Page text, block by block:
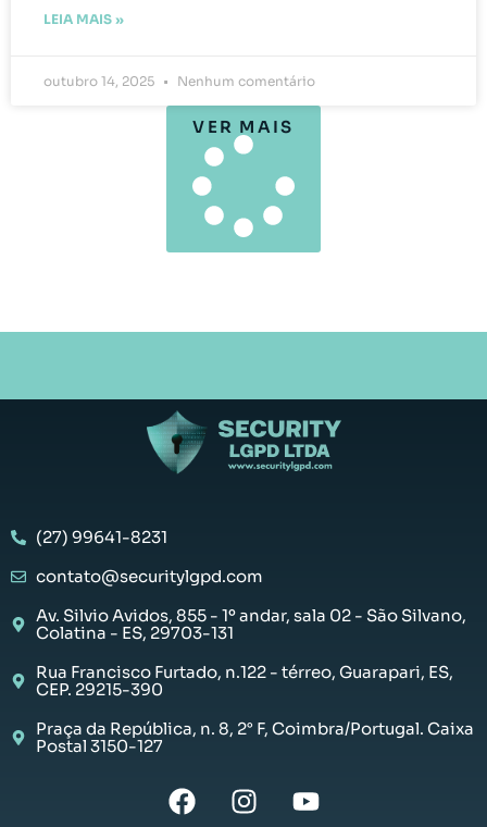
LEIA MAIS »
outubro 14, 2025 Nenhum comentário
VER MAIS
(27) 99641-8231
contato@securitylgpd.com
Av. Silvio Avidos, 855 - 1º andar, sala 02 - São Silvano,
Colatina - ES, 29703-131
Rua Francisco Furtado, n.122 - térreo, Guarapari, ES,
CEP. 29215-390
Praça da República, n. 8, 2° F, Coimbra/Portugal. Caixa
Postal 3150-127